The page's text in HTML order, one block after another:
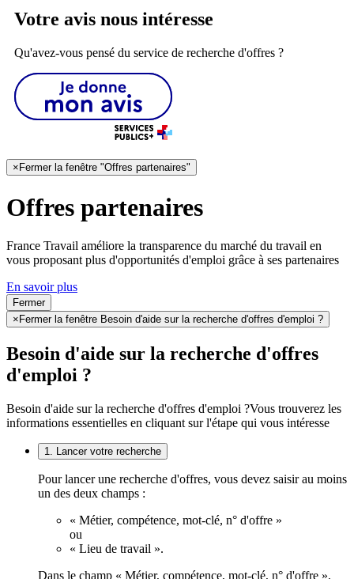
Votre avis nous intéresse
Qu'avez-vous pensé du service de recherche d'offres ?
× Fermer la fenêtre "Offres partenaires"
Offres partenaires
France Travail améliore la transparence du marché du travail en
vous proposant plus d'opportunités d'emploi grâce à ses partenaires
En savoir plus
Fermer
× Fermer la fenêtre Besoin d'aide sur la recherche d'offres d'emploi ?
Besoin d'aide sur la recherche d'offres
d'emploi ?
Besoin d'aide sur la recherche d'offres d'emploi ?Vous trouverez les
informations essentielles en cliquant sur l'étape qui vous intéresse
1. Lancer votre recherche
Pour lancer une recherche d'offres, vous devez saisir au moins
un des deux champs :
« Métier, compétence, mot-clé, n° d'offre »
ou
« Lieu de travail ».
Dans le champ « Métier, compétence, mot-clé, n° d'offre »,